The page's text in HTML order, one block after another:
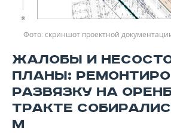
скриншот проектной
ЖАЛОБЫ И
ПЛАНЫ:
РАЗВЯЗКУ НА
ТРАКТЕ
М